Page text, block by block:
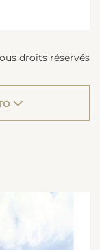
droits réservés